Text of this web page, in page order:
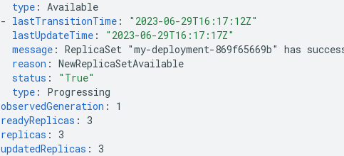
type : Available
- lastTransitionTime :
"2023-06-29T16:17:12Z"
lastUpdateTime :
"2023-06-29T16:17:17Z"
message : ReplicaSet "my-deployment-869f65669b" has
reason : NewReplicaSetAvailable
status :
"True"
type :
Progressing
observedGeneration :
1
readyReplicas :
3
replicas :
3
updatedReplicas : 3